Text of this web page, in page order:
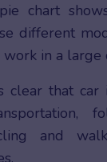
chart
different
in a large
clear that
and